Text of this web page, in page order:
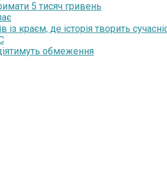
5 тисяч гривень
краєм, де історія творить
обмеження